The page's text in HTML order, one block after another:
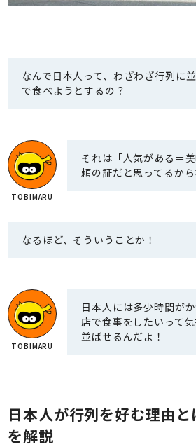
なんで日本人って、わざわざ行列に
で食べようとするの？
それは「人気がある＝
頼の証だと思ってるから
なるほど、そういうことか！
日本人には多少時間が
店で食事をしたいって
並ばせるんだよ！
日本人が行列を好む理由
を解説